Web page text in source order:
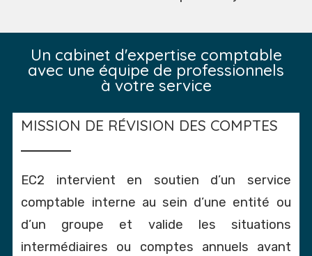
Un cabinet d'expertise comptable
avec une équipe de professionnels
à votre service
MISSION DE RÉVISION DES COMPTES
EC2 intervient en soutien d’un service
comptable interne au sein d’une entité ou
d’un groupe et valide les situations
intermédiaires ou comptes annuels avant